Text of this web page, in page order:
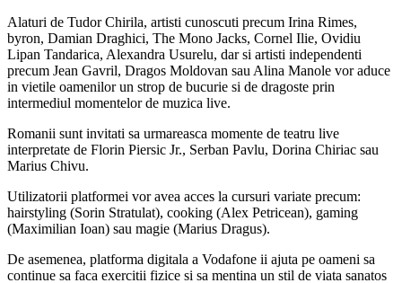
Alaturi de Tudor Chirila, artisti cunoscuti precum Irina Rimes,
byron, Damian Draghici, The Mono Jacks, Cornel Ilie, Ovidiu
Lipan Tandarica, Alexandra Usurelu, dar si artisti independenti
precum Jean Gavril, Dragos Moldovan sau Alina Manole vor aduce
in vietile oamenilor un strop de bucurie si de dragoste prin
intermediul momentelor de muzica live.
Romanii sunt invitati sa urmareasca momente de teatru live
interpretate de Florin Piersic Jr., Serban Pavlu, Dorina Chiriac sau
Marius Chivu.
Utilizatorii platformei vor avea acces la cursuri variate precum:
hairstyling (Sorin Stratulat), cooking (Alex Petricean), gaming
(Maximilian Ioan) sau magie (Marius Dragus).
De asemenea, platforma digitala a Vodafone ii ajuta pe oameni sa
continue sa faca exercitii fizice si sa mentina un stil de viata sanatos